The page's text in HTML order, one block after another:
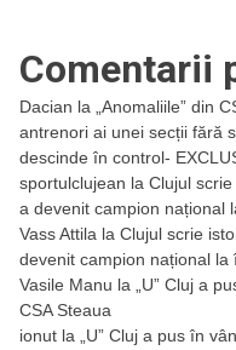
Comentarii
Dacian la
„Anomaliile” din
antrenori ai unei secții fără
descinde în control-
sportulclujean la Clujul
a devenit campion național
Vass Attila la Clujul scrie
devenit campion național la
Vasile Manu la
„U” Cluj a
CSA Steaua
ionut la
„U” Cluj a pus în